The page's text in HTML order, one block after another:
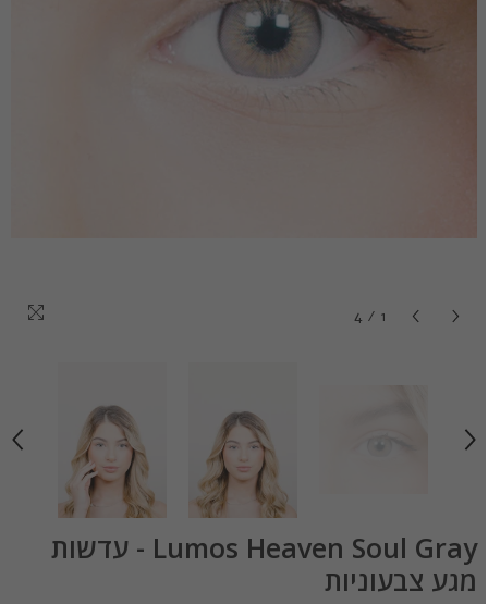
1
/
4
Lumos Heaven Soul Gray - עדשות
מגע צבעוניות